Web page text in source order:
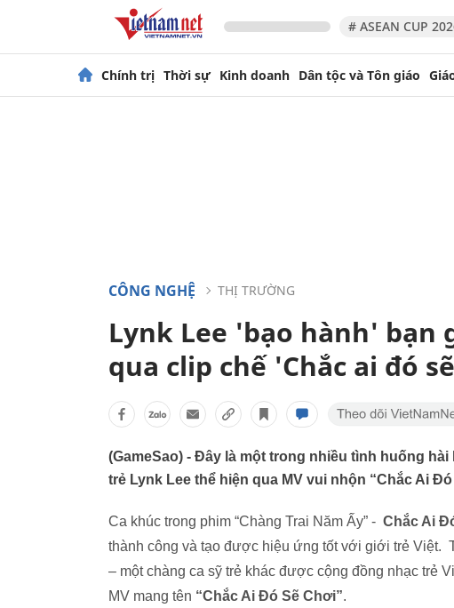
# ASEAN CUP
Chính trị Thời sự Kinh doanh Dân tộc và Tôn giáo
CÔNG NGHỆ THỊ TRƯỜNG
Lynk Lee 'bạo hành' bạn
qua clip chế 'Chắc ai đó
(GameSao) - Đây là một trong nhiều tình huống
trẻ Lynk Lee thể hiện qua MV vui nhộn “Chắc Ai
Ca khúc trong phim “Chàng Trai Năm Ấy” - Chắc Ai
thành công và tạo được hiệu ứng tốt với giới trẻ Việt.
– một chàng ca sỹ trẻ khác được cộng đồng nhạc trẻ
MV mang tên “Chắc Ai Đó Sẽ Chơi”.